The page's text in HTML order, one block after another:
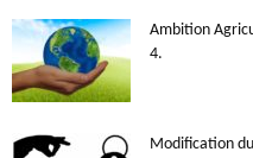
Ambition
4.
Modification